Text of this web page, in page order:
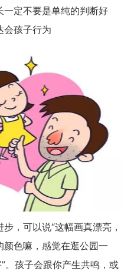
定不要是单纯的判断好
会孩子行为
可以说“这幅画真漂亮，
色嘛，感觉在逛公园一
。孩子会跟你产生共鸣，或